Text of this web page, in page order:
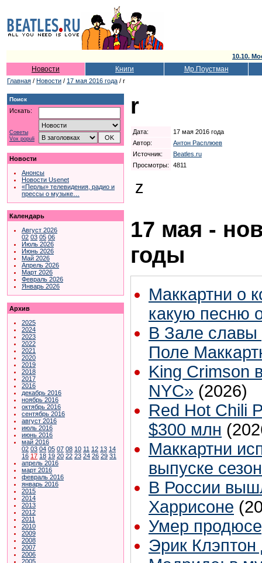
10.10.
Новости Книги Мр.Поустман
Главная / Новости / 17 мая 2016 года / r
Поиск
Искать:
Советы
Vox populi
Новости
Анонсы
Новости Usenet
«Перлы» телевидения, радио и
прессы о музыке…
Календарь
Август 2026
02 03 05 06
Июль 2026
Июнь 2026
Май 2026
Апрель 2026
Март 2026
Февраль 2026
Январь 2026
Архив
2025
2024
2023
2022
2021
2020
2019
2018
2017
2016
декабрь 2016
ноябрь 2016
октябрь 2016
сентябрь 2016
август 2016
июль 2016
июнь 2016
май 2016
02 03 04 05 07 08 10 11 12 13 14
16 17 18 19 20 22 23 24 26 29 31
апрель 2016
март 2016
февраль 2016
январь 2016
2015
2014
2013
2012
2011
2010
2009
2008
2007
2006
2005
r
Дата:
17 мая 2016 года
Автор:
Антон Расплюев
Источник:
Beatles.ru
Просмотры:
4811
z
17 мая -
годы
Маккартни о
какую песню
В Зале славы
Поле
King Crimson
NYC» (2026)
Red Hot Chili
$300 млн
Маккартни
выпуске
В России
Харрисоне
Умер
Эрик Клэптон